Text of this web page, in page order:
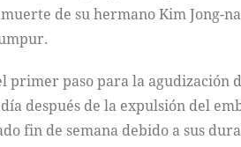
de su hermano Kim Jong-
primer paso para la agudización
después de la expulsión del
fin de semana debido a sus